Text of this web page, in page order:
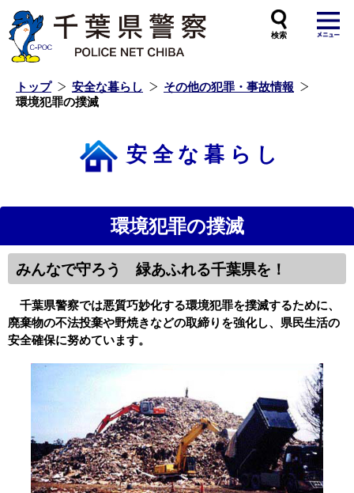
トップ 安全な暮らし
その他の犯罪・事故情報
環境犯罪の撲滅
安全な暮らし
環境犯罪の撲滅
みんなで守ろう 緑あふれる千葉県を！
千葉県警察では悪質巧妙化する環境犯罪を撲滅するために、
廃棄物の不法投棄や野焼きなどの取締りを強化し、県民生活の
安全確保に努めています。